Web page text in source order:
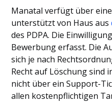
Manatal verfügt über
unterstützt von Haus aus
des PDPA. Die
Bewerbung erfasst. Die
sich je nach
Recht auf Löschung sind
nicht über ein Support-
allen kostenpflichtigen